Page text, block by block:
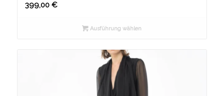
399,00 €
Ausführung wählen